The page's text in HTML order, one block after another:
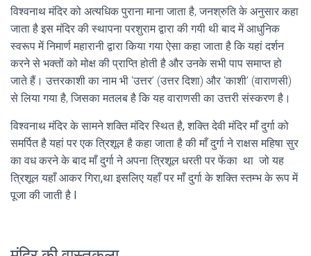
विश्वनाथ मंदिर को अत्यधिक पुराना माना जाता है, जनश्रुति के अनुसार कहा
जाता हैइस मंदिरकी स्थापना परशुराम द्वारा की गयी थी बाद में आधुनिक
स्वरूप में निमार्ण महारानी द्वारा किया गया ऐसा कहा जाता है कि यहां दर्शन
करने से भक्तों को मोक्ष की प्राप्ति होती है और उनके सभी पाप समाप्त हो
जाते हैं। उत्तरकाशी का नाम भी ‘उत्तर’ (उत्तर दिशा) और ‘काशी’ (वाराणसी)
से लिया गया है, जिसका मतलब है कि यह वाराणसी का उत्तरी संस्करण है।
विश्वनाथ मंदिर के सामने शक्ति मंदिर स्थित है, शक्ति देवी मंदिर माँ दुर्गा को
समर्पित है यहां पर एक त्रिशूल है कहा जाता है की माँ दुर्गा ने राक्षस महिषा सुर
का वध करने के बाद माँ दुर्गा ने अपना त्रिशूल धरती पर फेंका था जो यह
त्रिशूल यहाँ आकर गिरा,था इसलिए यहाँ पर माँ दुर्गा के शक्ति स्तम्भ के रूप में
पूजा की जाती है l